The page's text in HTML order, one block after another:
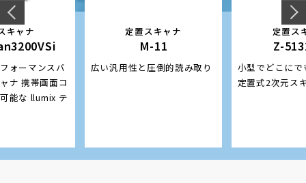
キャナ
ォーマンスバ
ナ 携帯画面コ
能な llumix テ
定置スキャナ
M-11
広い汎用性と圧倒的読み取り
定置ス
Z-
小型でどこに
定置式2次元ス